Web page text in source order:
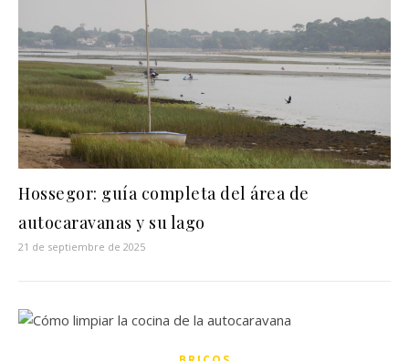
Hossegor: guía completa del área de
autocaravanas y su lago
21 de septiembre de 2025